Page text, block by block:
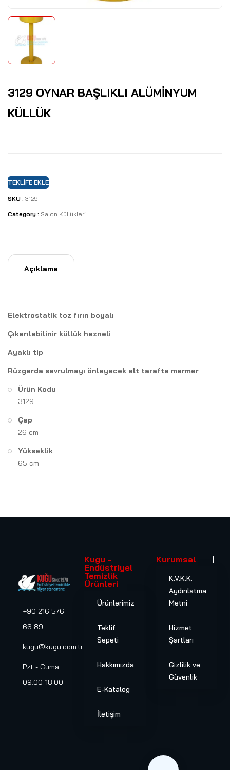
3129 OYNAR BAŞLIKLI ALÜMİNYUM
KÜLLÜK
TEKLIFE EKLE
SKU : 3129
Category : Salon Küllükleri
Açıklama
Elektrostatik toz fırın boyalı
Çıkarılabilinir küllük hazneli
Ayaklı tip
Rüzgarda savrulmayı önleyecek alt tarafta mermer
Ürün Kodu
3129
Çap
26 cm
Yükseklik
65 cm
+90 216 576
66 89
kugu@kugu.com.tr
Pzt - Cuma
09.00-18.00
Kugu -
Endüstriyel
Temizlik
Ürünleri
Ürünlerimiz
Teklif
Sepeti
Hakkımızda
E-Katalog
İletişim
Kurumsal
K.V.K.K.
Aydınlatma
Metni
Hizmet
Şartları
Gizlilik ve
Güvenlik